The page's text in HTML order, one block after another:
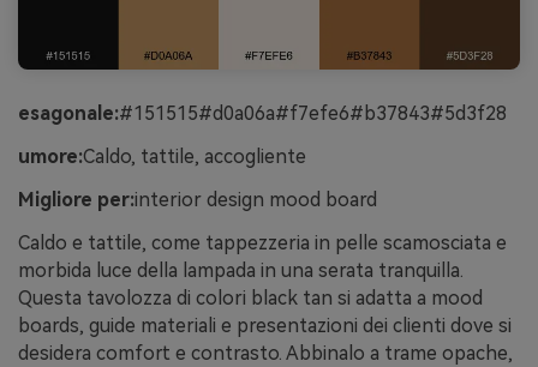
esagonale:#151515#d0a06a#f7efe6#b37843#5d3f28
umore:Caldo, tattile, accogliente
Migliore per:interior design mood board
Caldo e tattile, come tappezzeria in pelle scamosciata e
morbida luce della lampada in una serata tranquilla.
Questa tavolozza di colori black tan si adatta a mood
boards, guide materiali e presentazioni dei clienti dove si
desidera comfort e contrasto. Abbinalo a trame opache,